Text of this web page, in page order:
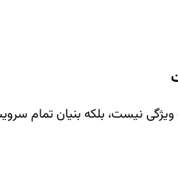
نیست، بلکه بنیان تمام